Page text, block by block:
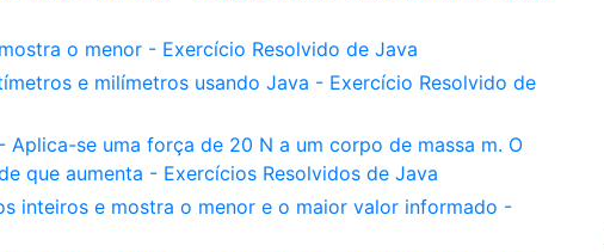
o menor - Exercício Resolvido de Java
e milímetros usando Java - Exercício Resolvido de
se uma força de 20 N a um corpo de massa m. O
que aumenta - Exercícios Resolvidos de Java
inteiros e mostra o menor e o maior valor informado -